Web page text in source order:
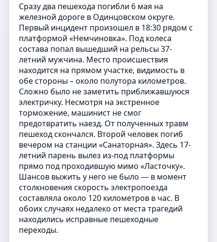
Сразу два пешехода погибли 6 мая на
железной дороге в Одинцовском округе.
Первый инцидент произошел в 18:30 рядом с
платформой «Немчиновка». Под колеса
состава попал вышедший на рельсы 37-
летний мужчина. Место происшествия
находится на прямом участке, видимость в
обе стороны – около полутора километров.
Сложно было не заметить приближавшуюся
электричку. Несмотря на экстренное
торможение, машинист не смог
предотвратить наезд. От полученных травм
пешеход скончался. Второй человек погиб
вечером на станции «Санаторная». Здесь 17-
летний парень вылез из-под платформы
прямо под проходившую мимо «Ласточку».
Шансов выжить у него не было — в момент
столкновения скорость электропоезда
составляла около 120 километров в час. В
обоих случаях недалеко от места трагедий
находились исправные пешеходные
переходы.